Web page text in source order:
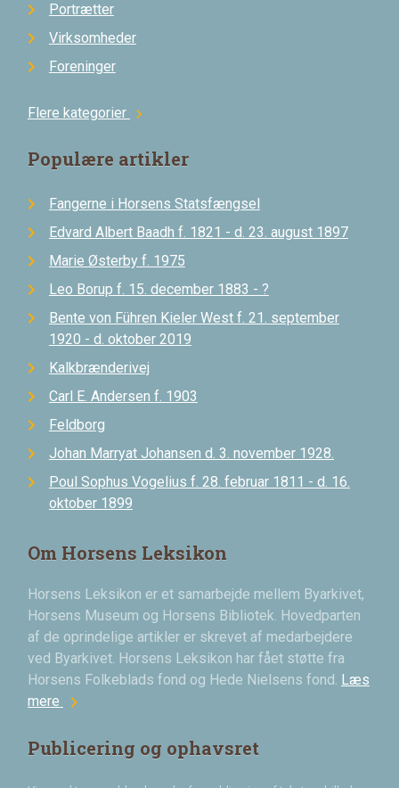
Portrætter
Virksomheder
Foreninger
Flere kategorier chevron_right
Populære artikler
Fangerne i Horsens Statsfængsel
Edvard Albert Baadh f. 1821 - d. 23. august 1897
Marie Østerby f. 1975
Leo Borup f. 15. december 1883 - ?
Bente von Führen Kieler West f. 21. september
1920 - d. oktober 2019
Kalkbrænderivej
Carl E. Andersen f. 1903
Feldborg
Johan Marryat Johansen d. 3. november 1928.
Poul Sophus Vogelius f. 28. februar 1811 - d. 16.
oktober 1899
Om Horsens Leksikon
Horsens Leksikon er et samarbejde mellem Byarkivet,
Horsens Museum og Horsens Bibliotek. Hovedparten
af de oprindelige artikler er skrevet af medarbejdere
ved Byarkivet. Horsens Leksikon har fået støtte fra
Horsens Folkeblads fond og Hede Nielsens fond. Læs
mere chevron_right
Publicering og ophavsret